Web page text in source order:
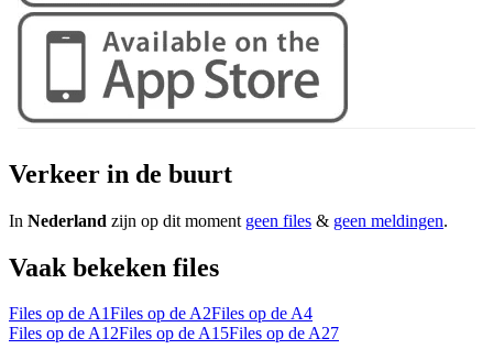
Verkeer in de buurt
In Nederland zijn op dit moment geen files & geen meldingen.
Vaak bekeken files
Files op de A1Files op de A2Files op de A4
Files op de A12Files op de A15Files op de A27